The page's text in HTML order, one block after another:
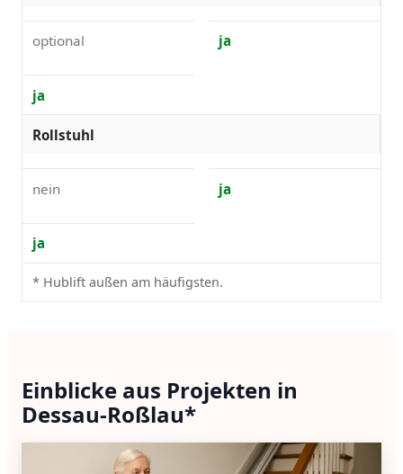
optional ja
ja
Rollstuhl
nein ja
ja
* Hublift außen am häufigsten.
Einblicke aus Projekten in
Dessau-Roßlau*